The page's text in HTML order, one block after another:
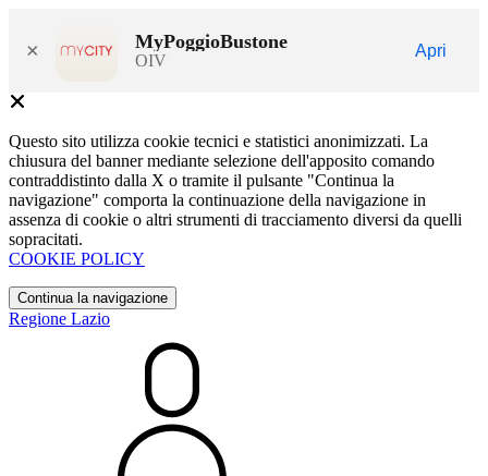
× MyPoggioBustone
OIV
Apri
Questo sito utilizza cookie tecnici e statistici anonimizzati. La
chiusura del banner mediante selezione dell'apposito comando
contraddistinto dalla X o tramite il pulsante "Continua la
navigazione" comporta la continuazione della navigazione in
assenza di cookie o altri strumenti di tracciamento diversi da quelli
sopracitati.
COOKIE POLICY
Continua la navigazione
Regione Lazio